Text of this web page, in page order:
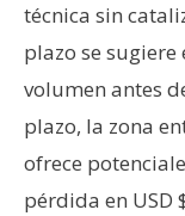
técnica sin
plazo se
volumen antes
plazo, la zona
ofrece
pérdida en USD